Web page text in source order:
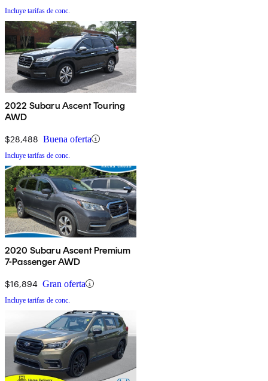
Incluye tarifas de conc.
2022 Subaru Ascent Touring
AWD
$28,488 Buena oferta
Incluye tarifas de conc.
2020 Subaru Ascent Premium
7-Passenger AWD
$16,894 Gran oferta
Incluye tarifas de conc.